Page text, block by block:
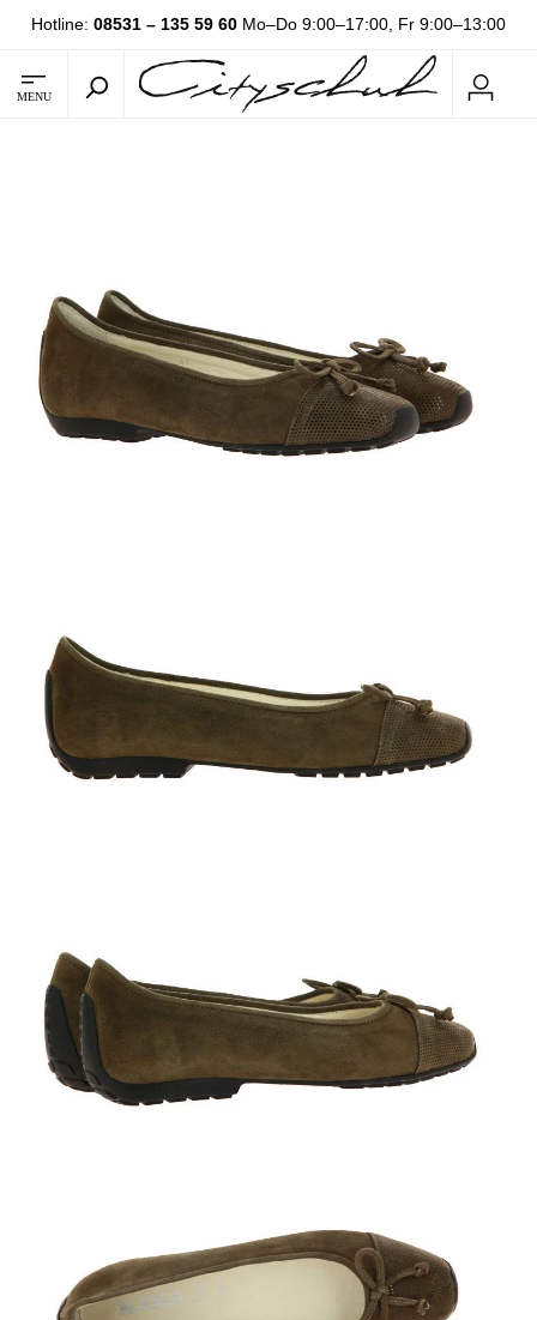
Hotline: 08531 – 135 59 60 Mo–Do 9:00–17:00, Fr 9:00–13:00
MENU